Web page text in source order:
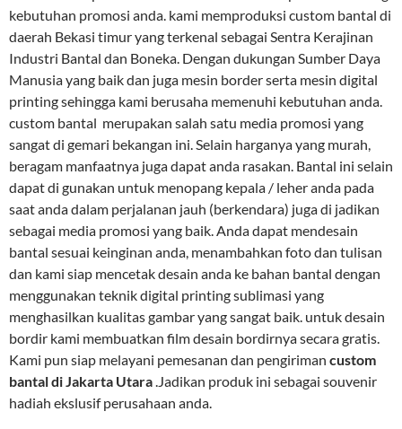
kebutuhan promosi anda. kami memproduksi custom bantal di
daerah Bekasi timur yang terkenal sebagai Sentra Kerajinan
Industri Bantal dan Boneka. Dengan dukungan Sumber Daya
Manusia yang baik dan juga mesin border serta mesin digital
printing sehingga kami berusaha memenuhi kebutuhan anda.
custom bantal merupakan salah satu media promosi yang
sangat di gemari bekangan ini. Selain harganya yang murah,
beragam manfaatnya juga dapat anda rasakan. Bantal ini selain
dapat di gunakan untuk menopang kepala / leher anda pada
saat anda dalam perjalanan jauh (berkendara) juga di jadikan
sebagai media promosi yang baik. Anda dapat mendesain
bantal sesuai keinginan anda, menambahkan foto dan tulisan
dan kami siap mencetak desain anda ke bahan bantal dengan
menggunakan teknik digital printing sublimasi yang
menghasilkan kualitas gambar yang sangat baik. untuk desain
bordir kami membuatkan film desain bordirnya secara gratis.
Kami pun siap melayani pemesanan dan pengiriman custom
bantal di Jakarta Utara.Jadikan produk ini sebagai souvenir
hadiah ekslusif perusahaan anda.